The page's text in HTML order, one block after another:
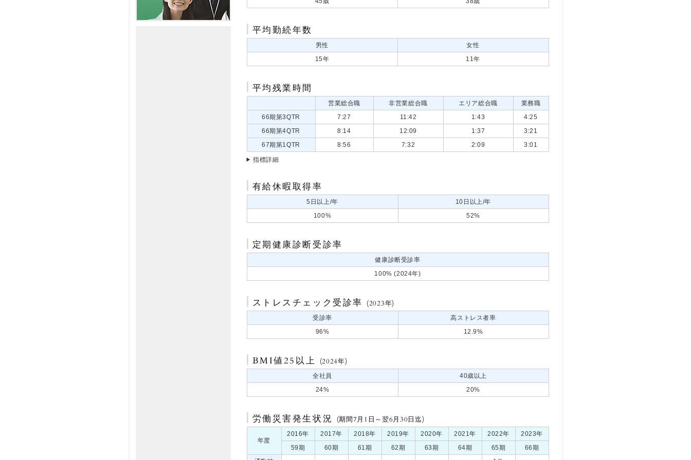
平均勤続年数
男性
女性
15年
11年
平均残業時間
営業総合職 非営業総合職 エリア総合職
業務職
66期第3QTR
7:27 11:42 1:43
4:25
66期第4QTR
8:14 12:09 1:37
3:21
67期第1QTR
8:56 7:32 2:09 3:01
指標詳細
有給休暇取得率
5日以上/年
10日以上/年
100%
52%
定期健康診断受診率
健康診断受診率
100% (2024年)
ストレスチェック受診率 (2023年)
受診率
高ストレス者率
96%
12.9%
BMI値25以上 (2024年)
全社員
40歳以上
24%
20%
労働災害発生状況 (期間7月1日～翌6月30日迄)
年度
2016年 2017年 2018年 2019年 2020年 2021年 2022年
2023年
59期
60期 61期 62期 63期 64期 65期
66期